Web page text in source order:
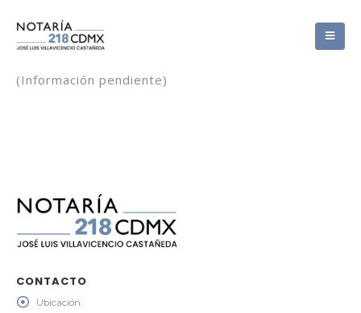
(Información pendiente)
CONTACTO
Ubicación: